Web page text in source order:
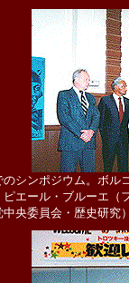
のシンポジウム。ボル
ピエール・ブルーエ（
中央委員会・歴史研究